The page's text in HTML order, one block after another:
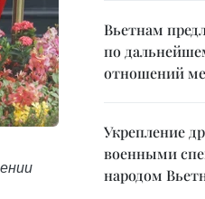
Вьетнам
по
отношений
Укрепление
военными
народом